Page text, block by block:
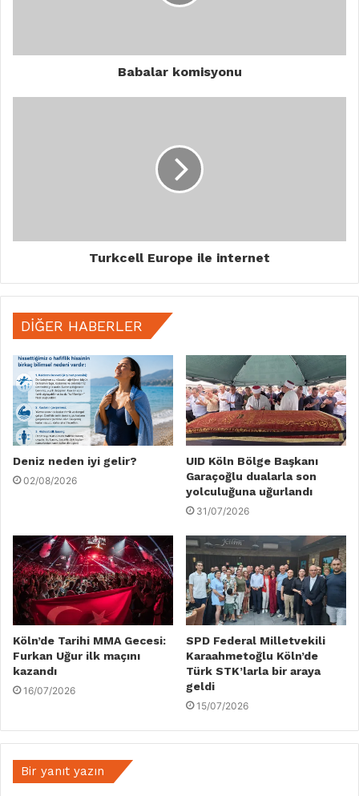
Babalar komisyonu
Turkcell Europe ile internet
DIĞER HABERLER
Deniz neden iyi gelir?
02/08/2026
UID Köln Bölge Başkanı
Garaçoğlu dualarla son
yolculuğuna uğurlandı
31/07/2026
Köln’de Tarihi MMA Gecesi:
Furkan Uğur ilk maçını
kazandı
16/07/2026
SPD Federal Milletvekili
Karaahmetoğlu Köln’de
Türk STK’larla bir araya
geldi
15/07/2026
Bir yanıt yazın